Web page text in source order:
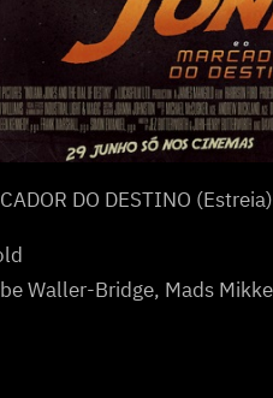
DO DESTINO (Estreia)
Waller-Bridge, Mads